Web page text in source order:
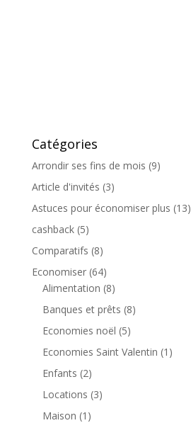
Catégories
Arrondir ses fins de mois (9)
Article d'invités (3)
Astuces pour économiser plus (13)
cashback(5)
Comparatifs (8)
Economiser(64)
Alimentation (8)
Banques et prêts (8)
Economies noël (5)
Economies Saint Valentin (1)
Enfants (2)
Locations (3)
Maison (1)